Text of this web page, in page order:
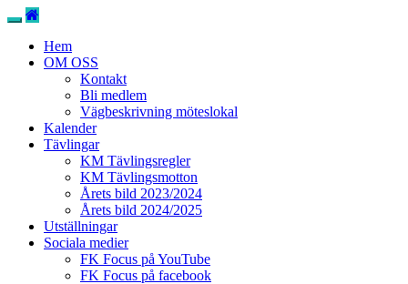
Hem
OM OSS
Kontakt
Bli medlem
Vägbeskrivning möteslokal
Kalender
Tävlingar
KM Tävlingsregler
KM Tävlingsmotton
Årets bild 2023/2024
Årets bild 2024/2025
Utställningar
Sociala medier
FK Focus på YouTube
FK Focus på facebook